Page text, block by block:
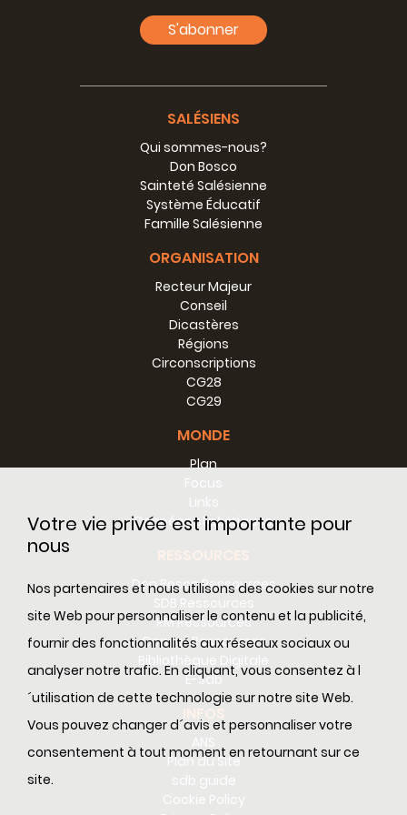
Votre vie privée est importante pour
nous
Nos partenaires et nous utilisons des cookies sur notre
site Web pour personnaliser le contenu et la publicité,
fournir des fonctionnalités aux réseaux sociaux ou
analyser notre trafic. En cliquant, vous consentez à l
´utilisation de cette technologie sur notre site Web.
Vous pouvez changer d´avis et personnaliser votre
consentement à tout moment en retournant sur ce
site.
S'abonner
SALÉSIENS
Qui sommes-nous?
Don Bosco
Sainteté Salésienne
Système Éducatif
Famille Salésienne
ORGANISATION
Recteur Majeur
Conseil
Dicastères
Régions
Circonscriptions
CG28
CG29
MONDE
Plan
Données statistiques
Don Bosco Ressources
RM Ressources
Conseil Ressources
Bibliothèque Digitale
E-sdb
Plan du Site